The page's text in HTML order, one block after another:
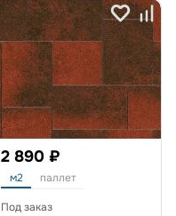
2 890 ₽
м2 паллет
Под заказ